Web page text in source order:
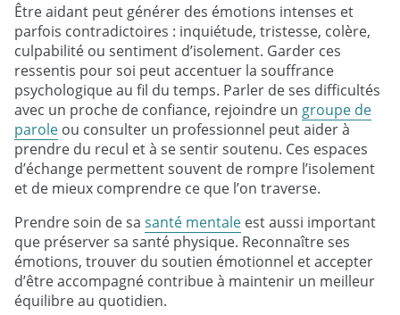
Être aidant peut générer des émotions intenses et
parfois contradictoires : inquiétude, tristesse, colère,
culpabilité ou sentiment d’isolement. Garder ces
ressentis pour soi peut accentuer la souffrance
psychologique au fil du temps. Parler de ses difficultés
avec un proche de confiance, rejoindre un groupe de
parole ou consulter un professionnel peut aider à
prendre du recul et à se sentir soutenu. Ces espaces
d’échange permettent souvent de rompre l’isolement
et de mieux comprendre ce que l’on traverse.
Prendre soin de sa santé mentale est aussi important
que préserver sa santé physique. Reconnaître ses
émotions, trouver du soutien émotionnel et accepter
d’être accompagné contribue à maintenir un meilleur
équilibre au quotidien.